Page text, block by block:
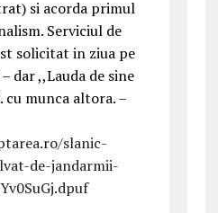
si acorda primul
Serviciul de
solicitat in ziua pe
dar ,,Lauda de sine
cu munca altora. –
slanic-
de-jandarmii-